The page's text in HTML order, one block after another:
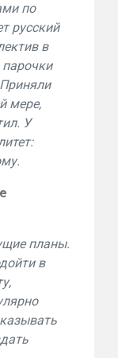
по
русский
в
мере,
У
планы.
в